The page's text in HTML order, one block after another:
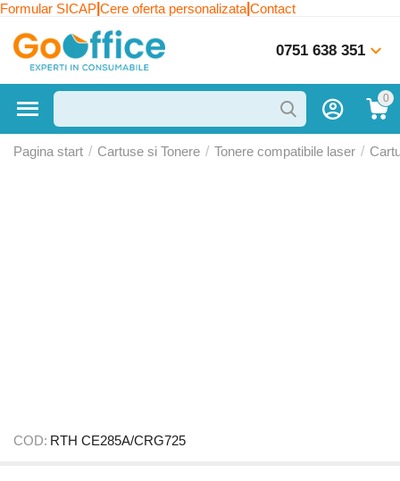
Formular SICAP Cere oferta personalizata Contact
0751 638 351
0
Pagina start / Cartuse si Tonere / Tonere compatibile laser /
COD: RTH CE285A/CRG725